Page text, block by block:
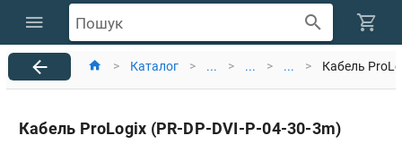
Пошук
> Каталог > ... > ... > ... > Кабель
Кабель ProLogix (PR-DP-DVI-P-04-30-3m)